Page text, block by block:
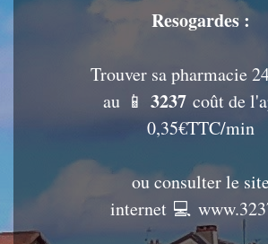
Resogardes :
Trouver sa pharmacie
au 📱 3237 coût de
0,35€TTC/min
ou consulter le
internet 💻